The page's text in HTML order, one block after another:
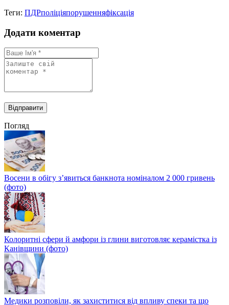
Теги: ПДРполіціяпорушенняфіксація
Додати коментар
Погляд
Восени в обігу з’явиться банкнота номіналом 2 000 гривень
(фото)
Колоритні сфери й амфори із глини виготовляє керамістка із
Канівщини (фото)
Медики розповіли, як захиститися від впливу спеки та що